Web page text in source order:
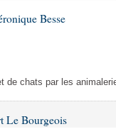
Besse
de chats par les
Le Bourgeois